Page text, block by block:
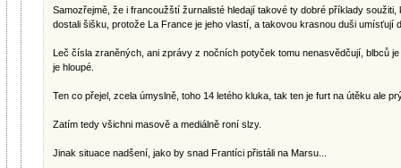
Samozřejmě, že i francoužští žurnalisté hledají takové ty dobré příklady
dostali šišku, protože La France je jeho vlastí, a takovou krasnou duši umísťují
Leč čísla zraněných, ani zprávy z nočních potyček tomu nenasvědčují, blbců
je hloupé.
Ten co přejel, zcela úmyslně, toho 14 letého kluka, tak ten je furt na útěku ale
Zatím tedy všichni masově a mediálně roní slzy.
Jinak situace nadšení, jako by snad Frantíci přistáli na Marsu...